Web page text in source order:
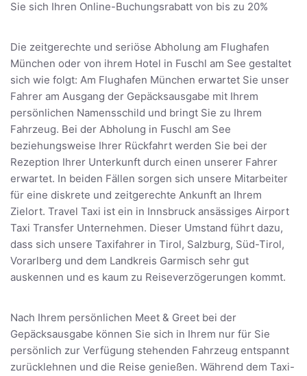
Sie sich Ihren Online-Buchungsrabatt von bis zu 20%
Die zeitgerechte und seriöse Abholung am Flughafen
München oder von ihrem Hotel in Fuschl am See gestaltet
sich wie folgt: Am Flughafen München erwartet Sie unser
Fahrer am Ausgang der Gepäcksausgabe mit Ihrem
persönlichen Namensschild und bringt Sie zu Ihrem
Fahrzeug. Bei der Abholung in Fuschl am See
beziehungsweise Ihrer Rückfahrt werden Sie bei der
Rezeption Ihrer Unterkunft durch einen unserer Fahrer
erwartet. In beiden Fällen sorgen sich unsere Mitarbeiter
für eine diskrete und zeitgerechte Ankunft an Ihrem
Zielort. Travel Taxi ist ein in Innsbruck ansässiges Airport
Taxi Transfer Unternehmen. Dieser Umstand führt dazu,
dass sich unsere Taxifahrer in Tirol, Salzburg, Süd-Tirol,
Vorarlberg und dem Landkreis Garmisch sehr gut
auskennen und es kaum zu Reiseverzögerungen kommt.
Nach Ihrem persönlichen Meet & Greet bei der
Gepäcksausgabe können Sie sich in Ihrem nur für Sie
persönlich zur Verfügung stehenden Fahrzeug entspannt
zurücklehnen und die Reise genießen. Während dem Taxi-